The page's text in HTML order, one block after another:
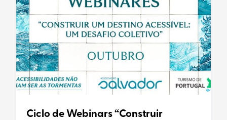
Ciclo de Webinars “Construir